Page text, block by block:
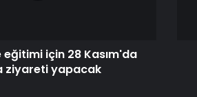
eğitimi için 28 Kasım'da
ziyareti yapacak